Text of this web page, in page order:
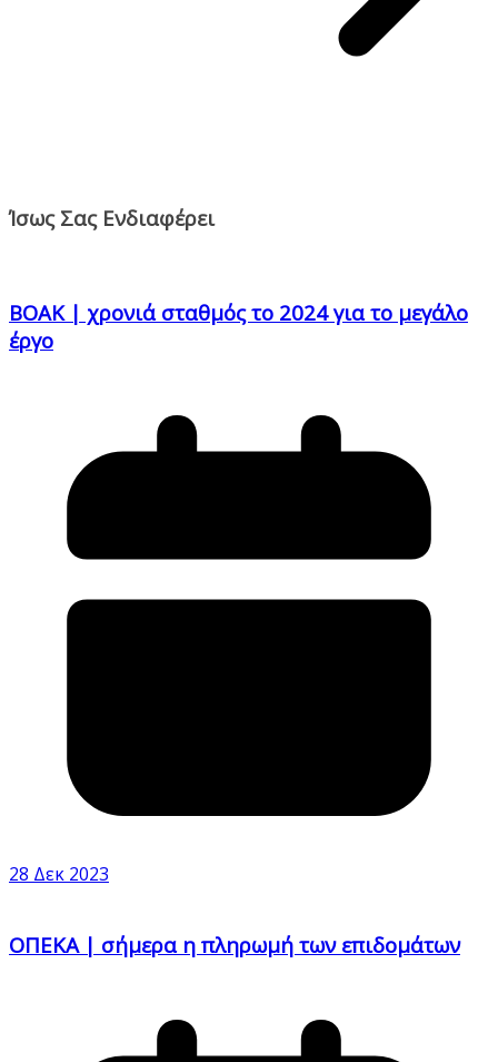
Ίσως Σας Ενδιαφέρει
ΒΟΑΚ | χρονιά σταθμός το 2024 για το μεγάλο
έργο
28 Δεκ 2023
ΟΠΕΚΑ | σήμερα η πληρωμή των επιδομάτων